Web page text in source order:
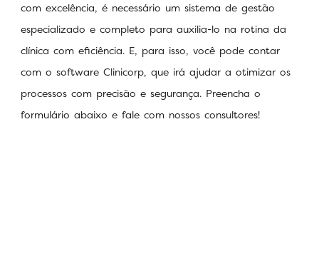
com excelência, é necessário um sistema de gestão
especializado e completo para auxilia-lo na rotina da
clínica com eficiência. E, para isso, você pode contar
com o software Clinicorp, que irá ajudar a otimizar os
processos com precisão e segurança. Preencha o
formulário abaixo e fale com nossos consultores!